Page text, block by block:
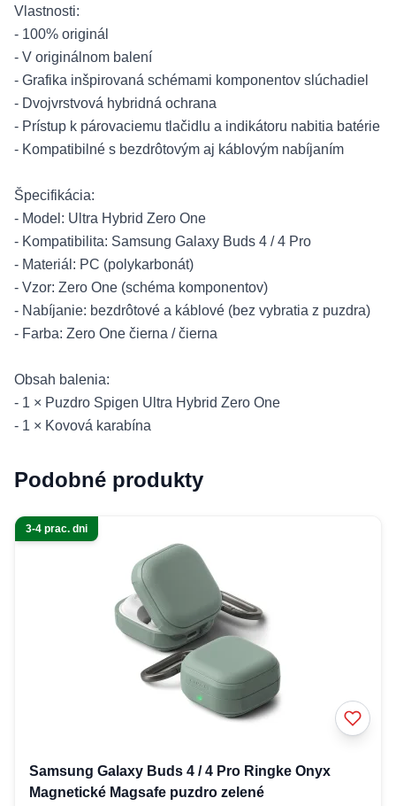
Vlastnosti:
- 100% originál
- V originálnom balení
- Grafika inšpirovaná schémami komponentov slúchadiel
- Dvojvrstvová hybridná ochrana
- Prístup k párovaciemu tlačidlu a indikátoru nabitia batérie
- Kompatibilné s bezdrôtovým aj káblovým nabíjaním
Špecifikácia:
- Model: Ultra Hybrid Zero One
- Kompatibilita: Samsung Galaxy Buds 4 / 4 Pro
- Materiál: PC (polykarbonát)
- Vzor: Zero One (schéma komponentov)
- Nabíjanie: bezdrôtové a káblové (bez vybratia z puzdra)
- Farba: Zero One čierna / čierna
Obsah balenia:
- 1 × Puzdro Spigen Ultra Hybrid Zero One
- 1 × Kovová karabína
Podobné produkty
3-4 prac. dni
Samsung Galaxy Buds 4 / 4 Pro Ringke Onyx
Magnetické Magsafe puzdro zelené